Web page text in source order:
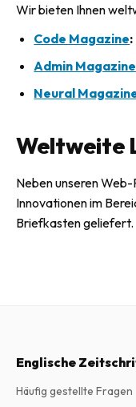
Wir bieten Ihnen
Code Magazine:
Admin Magazine
Neural
Weltweite
Neben unseren
Innovationen im
Briefkasten geliefert.
Englische
Häufig gestellte Fragen